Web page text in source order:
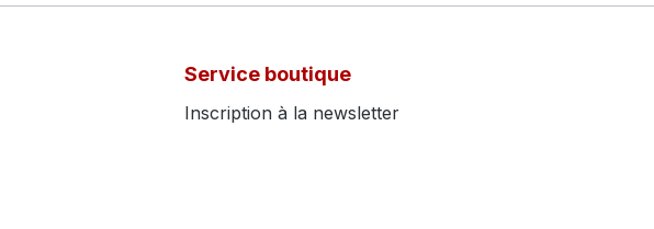
Service boutique
Inscription à la newsletter